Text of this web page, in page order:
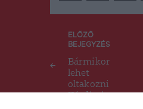
Bejegyzés
navigáció
ELŐZŐ
BEJEGYZÉS
Bármikor
lehet
oltakozni